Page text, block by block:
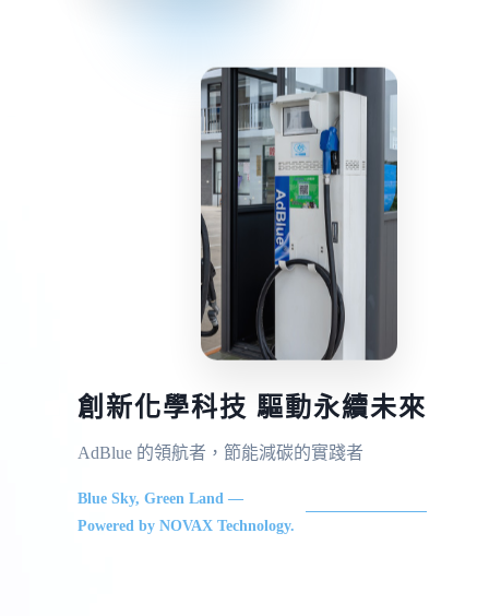
創新化學科技 驅動永續未來
AdBlue 的領航者，節能減碳的實踐者
Blue Sky, Green Land —
Powered by NOVAX Technology.